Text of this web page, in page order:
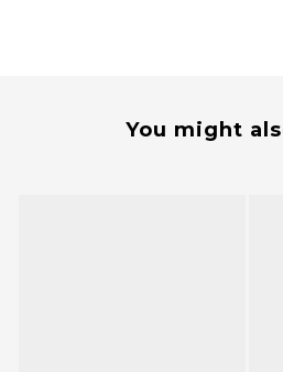
You might